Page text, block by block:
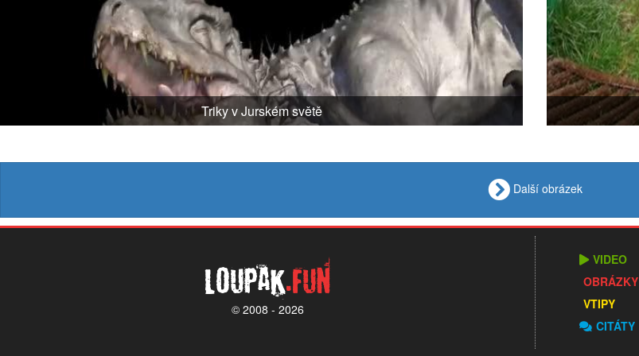
Triky v Jurském světě
Další obrázek
Loupak.fun
© 2008 - 2026
VIDEO
OBRÁZKY
VTIPY
CITÁTY